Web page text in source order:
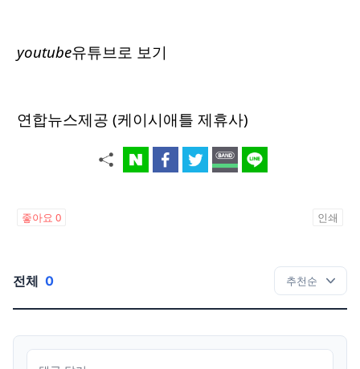
youtube유튜브로 보기
연합뉴스제공 (케이시애틀 제휴사)
좋아요 0 인쇄
전체 0